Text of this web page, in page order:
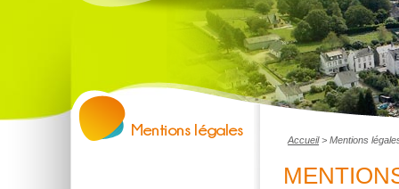
Accueil> Mentions